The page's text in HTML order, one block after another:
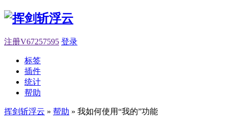
注册V67257595 登录
标签
插件
统计
帮助
挥剑斩浮云 » 帮助 » 我如何使用“我的”功能